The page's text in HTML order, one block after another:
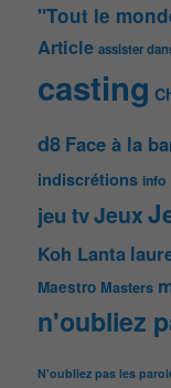
"Tout le
Article assister
casting
d8 Face à la
indiscrétions info
jeu tvJeux
Koh Lanta
Maestro Masters
n'oubliez
N'oubliez pas les